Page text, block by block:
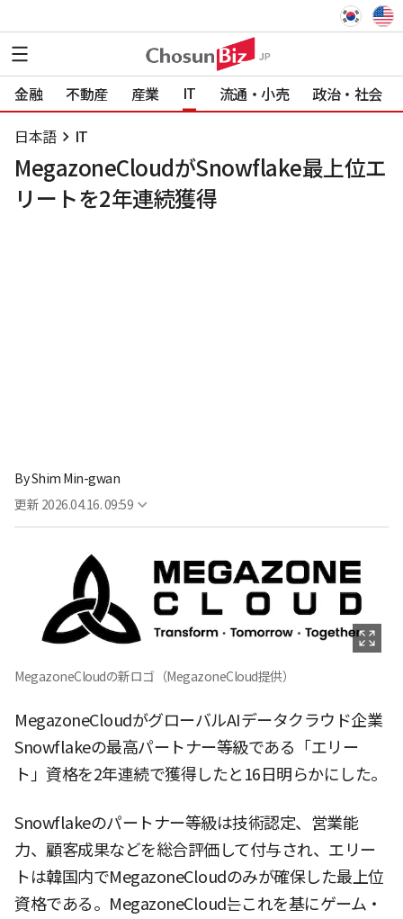
金融 不動産 産業 IT 流通・小売 政治・社会
日本語 IT
MegazoneCloudがSnowflake最上位エ
リートを2年連続獲得
ByShim Min-gwan
更新 2026.04.16. 09:59
MegazoneCloudの新ロゴ（MegazoneCloud提供）
MegazoneCloudがグローバルAIデータクラウド企業
Snowflakeの最高パートナー等級である「エリー
ト」資格を2年連続で獲得したと16日明らかにした。
Snowflakeのパートナー等級は技術認定、営業能
力、顧客成果などを総合評価して付与され、エリー
トは韓国内でMegazoneCloudのみが確保した最上位
資格である。MegazoneCloud는これを基にゲーム・